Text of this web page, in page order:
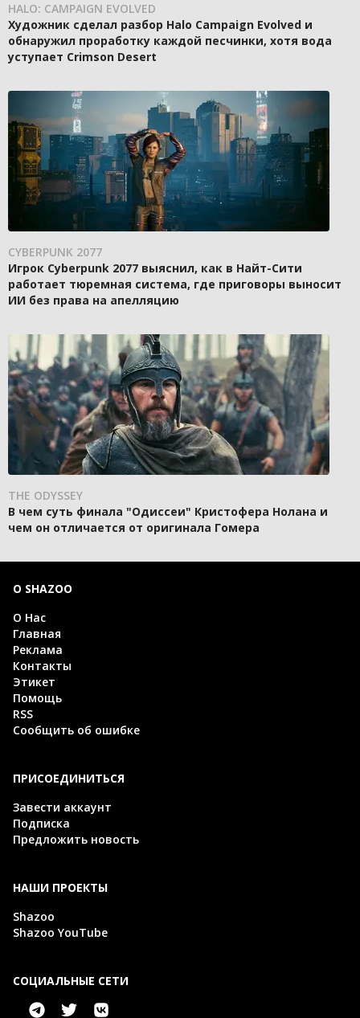
HALO: CAMPAIGN EVOLVED
Художник сделал разбор Halo Campaign Evolved и
обнаружил проработку каждой песчинки, хотя вода
уступает Crimson Desert
CYBERPUNK 2077
Игрок Cyberpunk 2077 выяснил, как в Найт-Сити
работает тюремная система, где приговоры выносит
ИИ без права на апелляцию
THE ODYSSEY
В чем суть финала "Одиссеи" Кристофера Нолана и
чем он отличается от оригинала Гомера
О SHAZOO
О Нас
Главная
Реклама
Контакты
Этикет
Помощь
RSS
Сообщить об ошибке
ПРИСОЕДИНИТЬСЯ
Завести аккаунт
Подписка
Предложить новость
НАШИ ПРОЕКТЫ
Shazoo
Shazoo YouTube
СОЦИАЛЬНЫЕ СЕТИ